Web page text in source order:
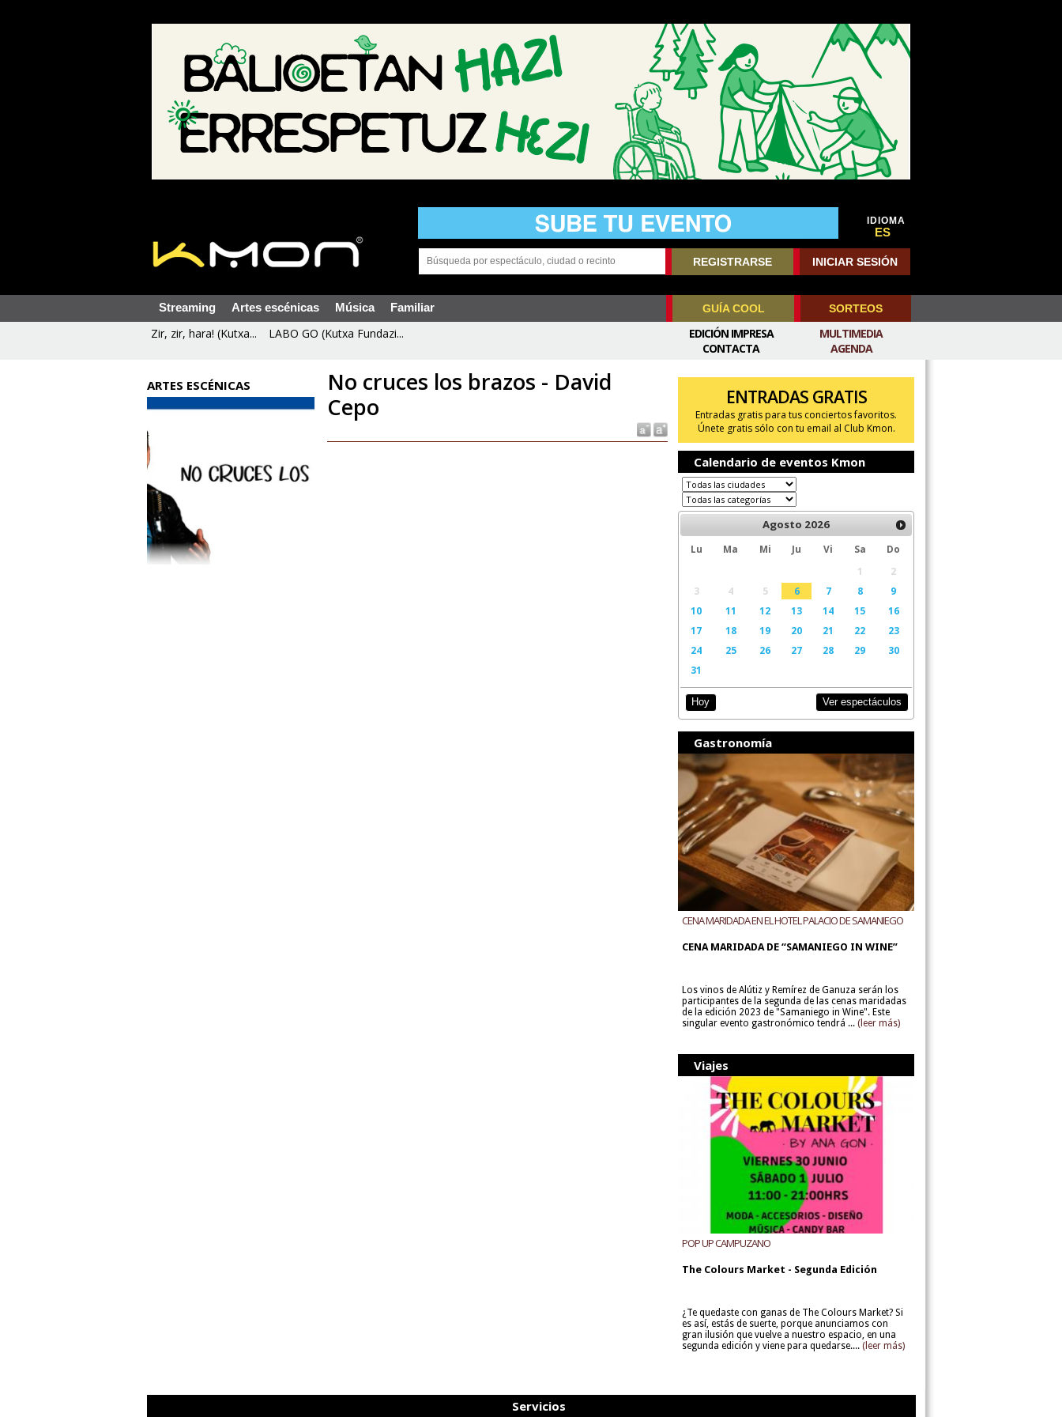
IDIOMA
ES
REGISTRARSE INICIAR SESIÓN
Streaming Artes escénicas Música Familiar GUÍA COOL SORTEOS
Zir, zir, hara! (Kutxa... LABO GO (Kutxa Fundazi...
MULTIMEDIA
AGENDA
EDICIÓN IMPRESA
CONTACTA
ARTES ESCÉNICAS
No cruces los brazos - David
Cepo
ENTRADAS GRATIS
Entradas gratis para tus conciertos favoritos.
Únete gratis sólo con tu email al Club Kmon.
Calendario de eventos Kmon
Agosto 2026
Lu Ma Mi Ju Vi Sa
Do
1
2
3
4 5 6 7 8
9
10
11 12 13 14 15
16
17
18 19 20 21 22
23
24
25 26 27 28 29
30
31
Hoy Ver espectáculos
Gastronomía
CENA MARIDADA EN EL HOTEL PALACIO DE SAMANIEGO
CENA MARIDADA DE “SAMANIEGO IN WINE”
Los vinos de Alútiz y Remírez de Ganuza serán los
participantes de la segunda de las cenas maridadas
de la edición 2023 de "Samaniego in Wine". Este
singular evento gastronómico tendrá ... (leer más)
Viajes
POP UP CAMPUZANO
The Colours Market - Segunda Edición
¿Te quedaste con ganas de The Colours Market? Si
es así, estás de suerte, porque anunciamos con
gran ilusión que vuelve a nuestro espacio, en una
segunda edición y viene para quedarse.... (leer más)
Servicios